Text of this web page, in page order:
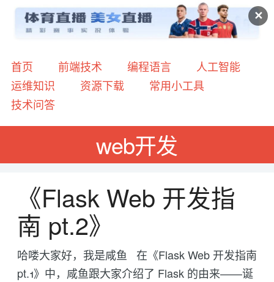
✕
首页 前端技术 编程语言
人工智能
运维知识
资源下载
常用小工具
技术问答
web开发
《Flask Web 开发指
南 pt.2》
哈喽大家好，我是咸鱼 在《Flask Web 开发指南
pt.1》中，咸鱼跟大家介绍了 Flask 的由来——诞